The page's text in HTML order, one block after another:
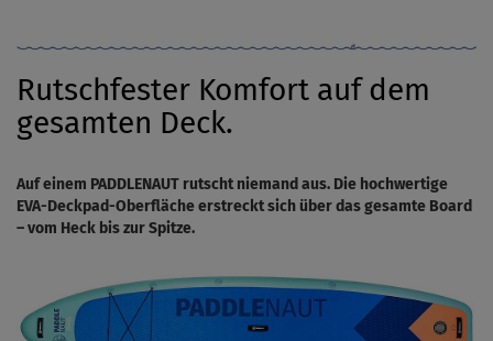
Rutschfester Komfort auf dem
gesamten Deck.
Auf einem PADDLENAUT rutscht niemand aus. Die hochwertige
EVA-Deckpad-Oberfläche erstreckt sich über das gesamte Board
– vom Heck bis zur Spitze.